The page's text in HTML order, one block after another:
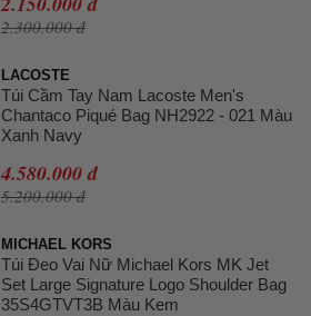
2.300.000 đ
LACOSTE
Túi Cầm Tay Nam Lacoste Men's
Chantaco Piqué Bag NH2922 - 021 Màu
Xanh Navy
4.580.000 đ
5.200.000 đ
MICHAEL KORS
Túi Đeo Vai Nữ Michael Kors MK Jet
Set Large Signature Logo Shoulder Bag
35S4GTVT3B Màu Kem